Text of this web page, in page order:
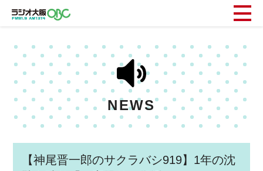
NEWS
【神尾晋一郎のサクラバシ919】1年の沈